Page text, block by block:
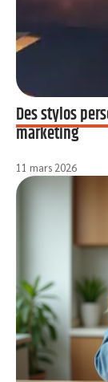
Des stylos
marketing
11 mars 2026